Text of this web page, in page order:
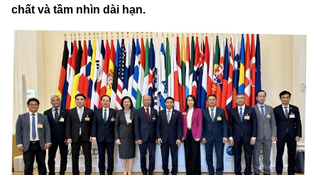
chất và tầm nhìn dài hạn.